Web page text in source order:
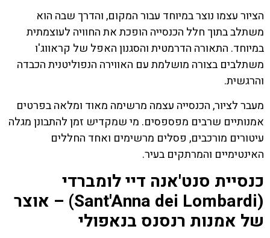
הציור עצמו נוצר במיוחד עבור המקום, והדרך שבה הוא
משתלב בתוך חלל הכנסייה הופכת את החוויה לעוצמתית
במיוחד. התאורה הדרמטית והסגנון האפל של קראווג'ו
משתלבים בצורה מושלמת עם האווירה הנפוליטנית הכבדה
והרגשית.
מעבר לציור, הכנסייה עצמה מרשימה מאוד ומלאה בפרטים
אמנותיים שרבים מפספסים. מי שמקדיש זמן להתבונן מגלה
עיטורים מורכבים, פסלים מרשימים ואחד החללים
האינטימיים והמרתקים בעיר.
כנסיית סנט'אנה דיי לומברדי
(Sant'Anna dei Lombardi) – אוצר
של אמנות רנסנס בנאפולי